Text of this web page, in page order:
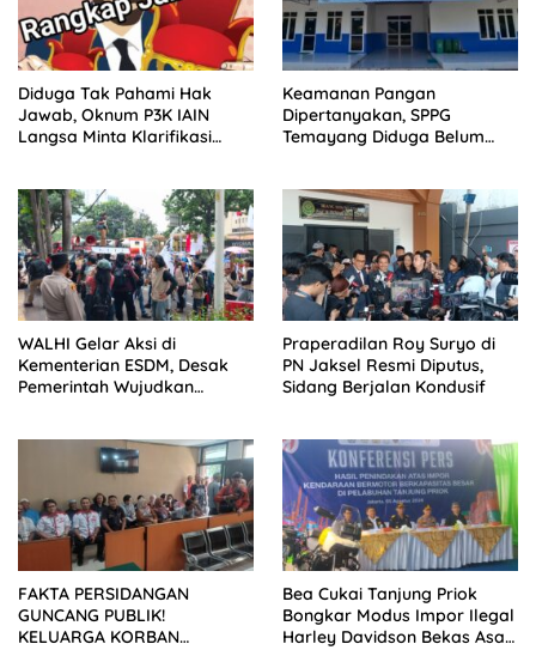
Diduga Tak Pahami Hak
Jawab, Oknum P3K IAIN
Langsa Minta Klarifikasi
Keamanan Pangan
Dipertanyakan, SPPG
Temayang Diduga Belum
WALHI Gelar Aksi di
Kementerian ESDM, Desak
Pemerintah Wujudkan
Praperadilan Roy Suryo di
PN Jaksel Resmi Diputus,
Sidang Berjalan Kondusif
FAKTA PERSIDANGAN
GUNCANG PUBLIK!
KELUARGA KORBAN
Bea Cukai Tanjung Priok
Bongkar Modus Impor Ilegal
Harley Davidson Bekas Asal